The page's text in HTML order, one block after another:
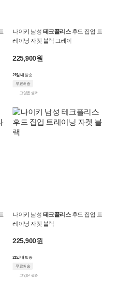
나이키 남성 테크플리스후드 집업 트
레이닝 자켓 블랙 그레이
225,900원
21일 내 발송
무료배송
고잉온 셀러
나이키 남성 테크플리스후드 집업 트
레이닝 자켓 블랙
225,900원
21일 내 발송
무료배송
고잉온 셀러